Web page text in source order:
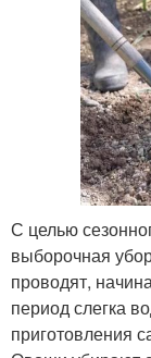
С целью
выборочная
проводят,
период слегка
приготовления